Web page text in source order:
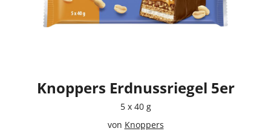
Knoppers Erdnussriegel 5er
5 x 40 g
von Knoppers